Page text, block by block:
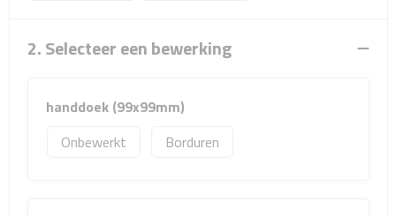
Sport- & Recreatietassen
2. Selecteer een bewerking
handdoek (99x99mm)
Onbewerkt
Borduren